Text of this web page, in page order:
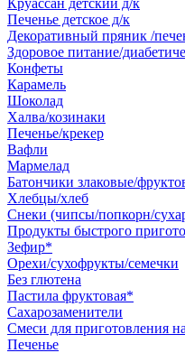
Круассан детский д/к
Печенье детское д/к
Декоративный пряник /
Здоровое питание/
Конфеты
Карамель
Шоколад
Халва/козинаки
Печенье/крекер
Вафли
Мармелад
Батончики злаковые/
Хлебцы/хлеб
Снеки (чипсы/попкорн/
Продукты быстрого
Зефир*
Орехи/сухофрукты/семечки
Без глютена
Пастила фруктовая*
Сахарозаменители
Смеси для приготовления
Печенье